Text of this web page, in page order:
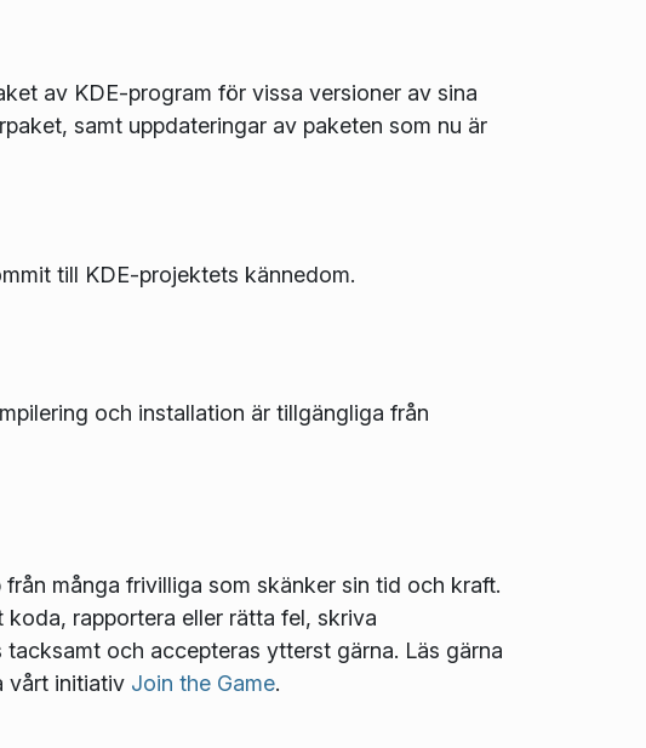
av KDE-program för vissa versioner av sina
samt uppdateringar av paketen som nu är
till KDE-projektets kännedom.
och installation är tillgängliga från
många frivilliga som skänker sin tid och kraft.
rapportera eller rätta fel, skriva
och accepteras ytterst gärna. Läs gärna
vårt initiativ Join the Game.